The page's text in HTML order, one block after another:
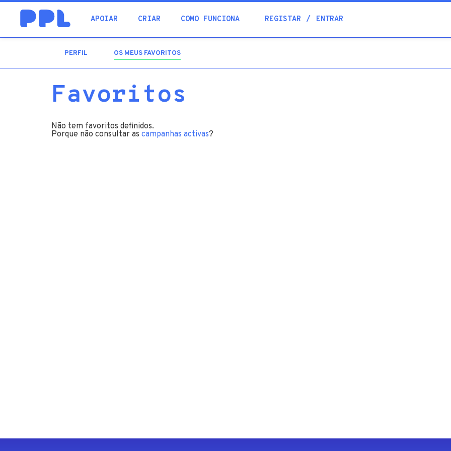
APOIAR CRIAR COMO FUNCIONA REGISTAR ENTRAR
procura
PERFIL OS MEUS FAVORITOS
Favoritos
Não tem favoritos definidos.
Porque não consultar as campanhas activas?